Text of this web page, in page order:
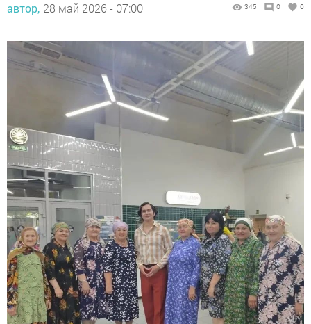
автор, 28 май 2026 - 07:00 345 0 0